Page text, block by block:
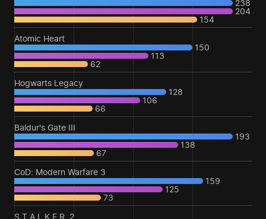
238
204
154
Atomic Heart
150
113
62
Hogwarts Legacy
128
106
66
Baldur's Gate III
193
138
67
CoD: Modern Warfare 3
159
125
73
S.T.A.L.K.E.R. 2